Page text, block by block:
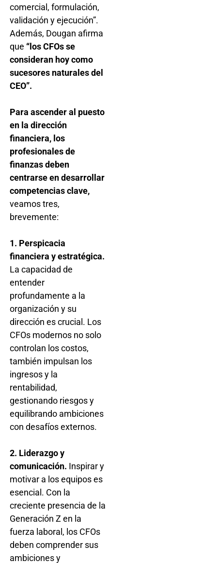
comercial, formulación,
validación y ejecución”.
Además, Dougan afirma
que “los CFOs se
consideran hoy como
sucesores naturales del
CEO”.
Para ascender al puesto
en la dirección
financiera, los
profesionales de
finanzas deben
centrarse en desarrollar
competencias clave,
veamos tres,
brevemente:
1. Perspicacia
financiera y estratégica.
La capacidad de
entender
profundamente a la
organización y su
dirección es crucial. Los
CFOs modernos no solo
controlan los costos,
también impulsan los
ingresos y la
rentabilidad,
gestionando riesgos y
equilibrando ambiciones
con desafíos externos.
2. Liderazgo y
comunicación. Inspirar y
motivar a los equipos es
esencial. Con la
creciente presencia de la
Generación Z en la
fuerza laboral, los CFOs
deben comprender sus
ambiciones y